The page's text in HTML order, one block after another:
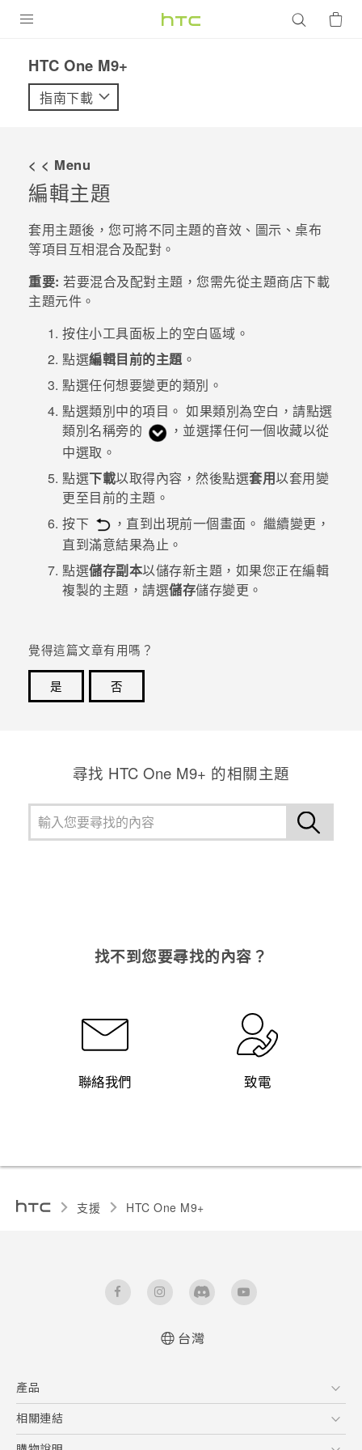
VIVE
配件
優惠專區
焦點訊息
銷售門市
VIVELAND
HTC One M9+‎
指南下載
< < Menu
編輯主題
套用主題後，您可將不同主題的音效、圖示、桌布
等項目互相混合及配對。
重要: 若要混合及配對主題，您需先從主題商店下載
主題元件。
按住小工具面板上的空白區域。
點選編輯目前的主題。
點選任何想要變更的類別。
點選類別中的項目。 如果類別為空白，請點選
類別名稱旁的
，並選擇任何一個收藏以從
中選取。
點選下載以取得內容，然後點選套用以套用變
更至目前的主題。
按下
，直到出現前一個畫面。 繼續變更，
直到滿意結果為止。
點選儲存副本以儲存新主題，如果您正在編輯
複製的主題，請選儲存儲存變更。
覺得這篇文章有用嗎？
是
否
尋找 HTC One M9+ 的相關主題
找不到您要尋找的內容？
聯絡我們 致電
支援 HTC One M9+‎
台灣
產品
5G
智慧型手機
相關連結
HTC Research